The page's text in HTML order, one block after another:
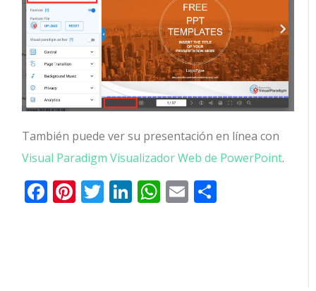
También puede ver su presentación en línea con
Visual Paradigm Visualizador Web de PowerPoint.
Facebook
Pinterest
Twitter
LinkedIn
WhatsApp
Email